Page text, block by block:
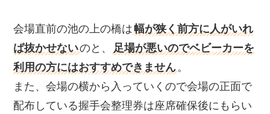
会場直前の池の上の橋は幅が狭く前方に人がいれ
ば抜かせないのと、
足場が悪いのでベビーカーを
利用の方にはおすすめできません。
また、会場の横から入っていくので会場の正面で
配布している握手会整理券は座席確保後にもらい